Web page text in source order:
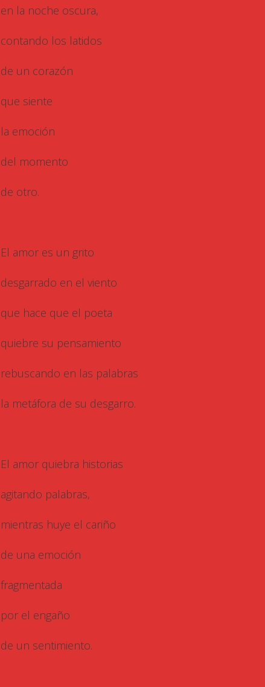
en la noche oscura,
contando los latidos
de un corazón
que siente
la emoción
del momento
de otro.
El amor es un grito
desgarrado en el viento
que hace que el poeta
quiebre su pensamiento
rebuscando en las palabras
la metáfora de su desgarro.
El amor quiebra historias
agitando palabras,
mientras huye el cariño
de una emoción
fragmentada
por el engaño
de un sentimiento.